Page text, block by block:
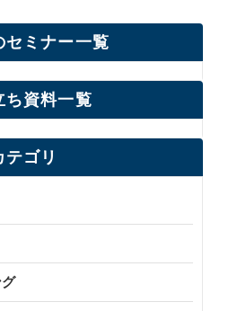
セミナー一覧
ち資料一覧
テゴリ